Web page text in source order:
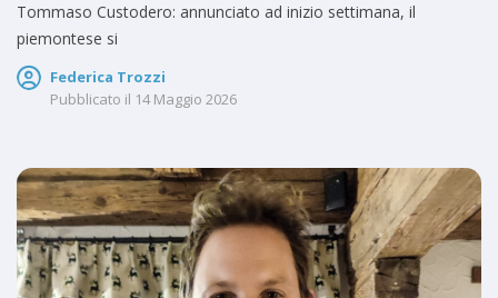
Tommaso Custodero: annunciato ad inizio settimana, il
piemontese si
Federica Trozzi
Pubblicato il 14 Maggio 2026